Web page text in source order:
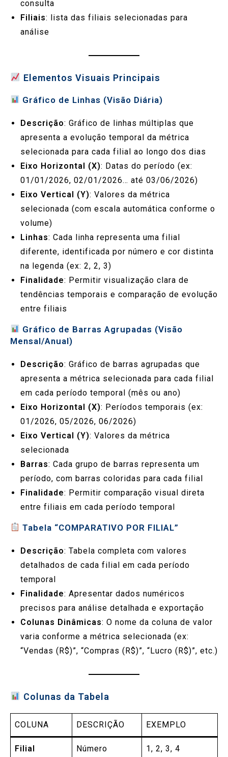
consulta
Filiais: lista das filiais selecionadas para
análise
Elementos Visuais Principais
Gráfico de Linhas (Visão Diária)
Descrição: Gráfico de linhas múltiplas que
apresenta a evolução temporal da métrica
selecionada para cada filial ao longo dos dias
Eixo Horizontal (X): Datas do período (ex:
01/01/2026, 02/01/2026… até 03/06/2026)
Eixo Vertical (Y): Valores da métrica
selecionada (com escala automática conforme o
volume)
Linhas: Cada linha representa uma filial
diferente, identificada por número e cor distinta
na legenda (ex: 2, 2, 3)
Finalidade: Permitir visualização clara de
tendências temporais e comparação de evolução
entre filiais
Gráfico de Barras Agrupadas (Visão
Mensal/Anual)
Descrição: Gráfico de barras agrupadas que
apresenta a métrica selecionada para cada filial
em cada período temporal (mês ou ano)
Eixo Horizontal (X): Períodos temporais (ex:
01/2026, 05/2026, 06/2026)
Eixo Vertical (Y): Valores da métrica
selecionada
Barras: Cada grupo de barras representa um
período, com barras coloridas para cada filial
Finalidade: Permitir comparação visual direta
entre filiais em cada período temporal
Tabela “COMPARATIVO POR FILIAL”
Descrição: Tabela completa com valores
detalhados de cada filial em cada período
temporal
Finalidade: Apresentar dados numéricos
precisos para análise detalhada e exportação
Colunas Dinâmicas: O nome da coluna de valor
varia conforme a métrica selecionada (ex:
“Vendas (R$)”, “Compras (R$)”, “Lucro (R$)”, etc.)
Colunas da Tabela
COLUNA DESCRIÇÃO EXEMPLO
Filial
Número
1, 2, 3, 4